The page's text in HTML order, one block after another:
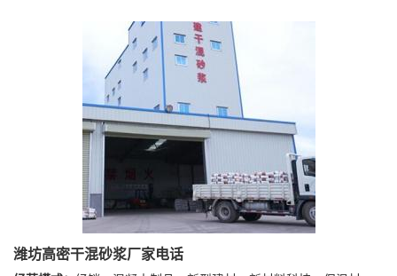
潍坊高密干混砂浆厂家电话